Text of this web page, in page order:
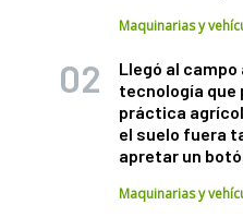
Maquinarias y
Llegó al
tecnología que
práctica
el suelo fuera
apretar un
Maquinarias y